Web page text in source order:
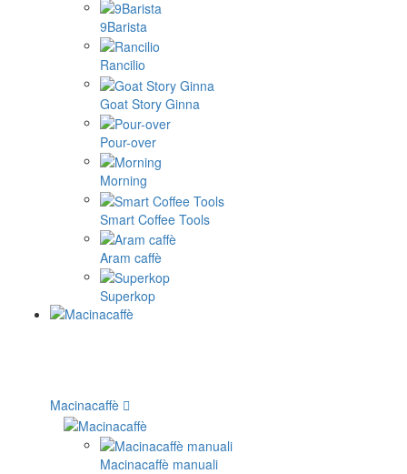
9Barista
Rancilio
Goat Story Ginna
Pour-over
Morning
Smart Coffee Tools
Aram caffè
Superkop
Macinacaffè
Macinacaffè manuali